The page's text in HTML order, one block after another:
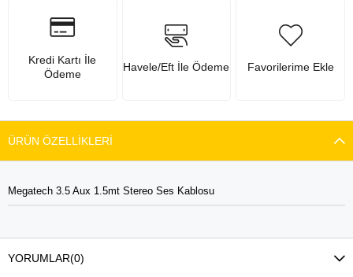
Kredi Kartı İle
Ödeme
Havele/Eft İle Ödeme Favorilerime Ekle
ÜRÜN ÖZELLIKLERI
Megatech 3.5 Aux 1.5mt Stereo Ses Kablosu
YORUMLAR(0)